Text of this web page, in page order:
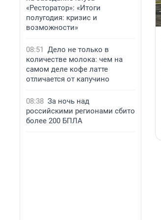
«Ресторатор»: «Итоги
полугодия: кризис и
возможности»
08:51 Дело не только в
количестве молока: чем на
самом деле кофе латте
отличается от капучино
08:38 За ночь над
российскими регионами сбито
более 200 БПЛА